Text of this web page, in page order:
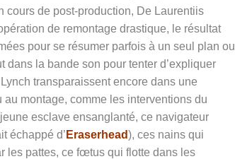
cours de post-production, De Laurentiis
de remontage drastique, le résultat
pour se résumer parfois à un seul plan ou
dans la bande son pour tenter d’expliquer
transparaissent encore dans une
montage, comme les interventions du
esclave ensanglanté, ce navigateur
échappé d’ Eraserhead), ces nains qui
les pattes, ce fœtus qui flotte dans les